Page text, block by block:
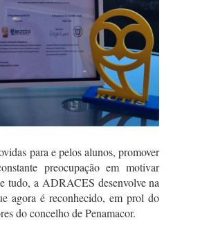
para e pelos alunos, promover
preocupação em motivar
tudo, a ADRACES desenvolve na
agora é reconhecido, em prol do
do concelho de Penamacor.